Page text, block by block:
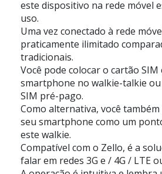
este dispositivo na rede móvel
uso.
Uma vez conectado à rede
praticamente ilimitado
tradicionais.
Você pode colocar o cartão
smartphone no walkie-talkie
SIM pré-pago.
Como alternativa, você
seu smartphone como um
este walkie.
Compatível com o Zello, é a
falar em redes 3G e / 4G / LTE